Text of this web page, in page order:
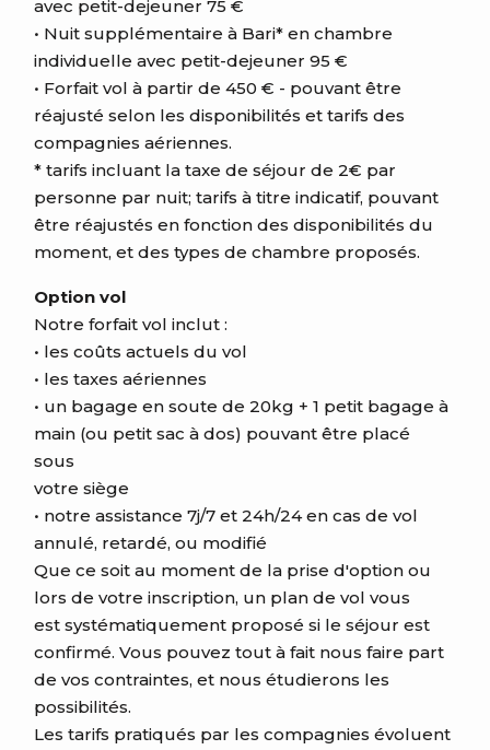
avec petit-dejeuner 75 €
• Nuit supplémentaire à Bari* en chambre
individuelle avec petit-dejeuner 95 €
• Forfait vol à partir de 450 € - pouvant être
réajusté selon les disponibilités et tarifs des
compagnies aériennes.
* tarifs incluant la taxe de séjour de 2€ par
personne par nuit; tarifs à titre indicatif, pouvant
être réajustés en fonction des disponibilités du
moment, et des types de chambre proposés.
Option vol
Notre forfait vol inclut :
• les coûts actuels du vol
• les taxes aériennes
• un bagage en soute de 20kg + 1 petit bagage à
main (ou petit sac à dos) pouvant être placé
sous
votre siège
• notre assistance 7j/7 et 24h/24 en cas de vol
annulé, retardé, ou modifié
Que ce soit au moment de la prise d'option ou
lors de votre inscription, un plan de vol vous
est systématiquement proposé si le séjour est
confirmé. Vous pouvez tout à fait nous faire part
de vos contraintes, et nous étudierons les
possibilités.
Les tarifs pratiqués par les compagnies évoluent